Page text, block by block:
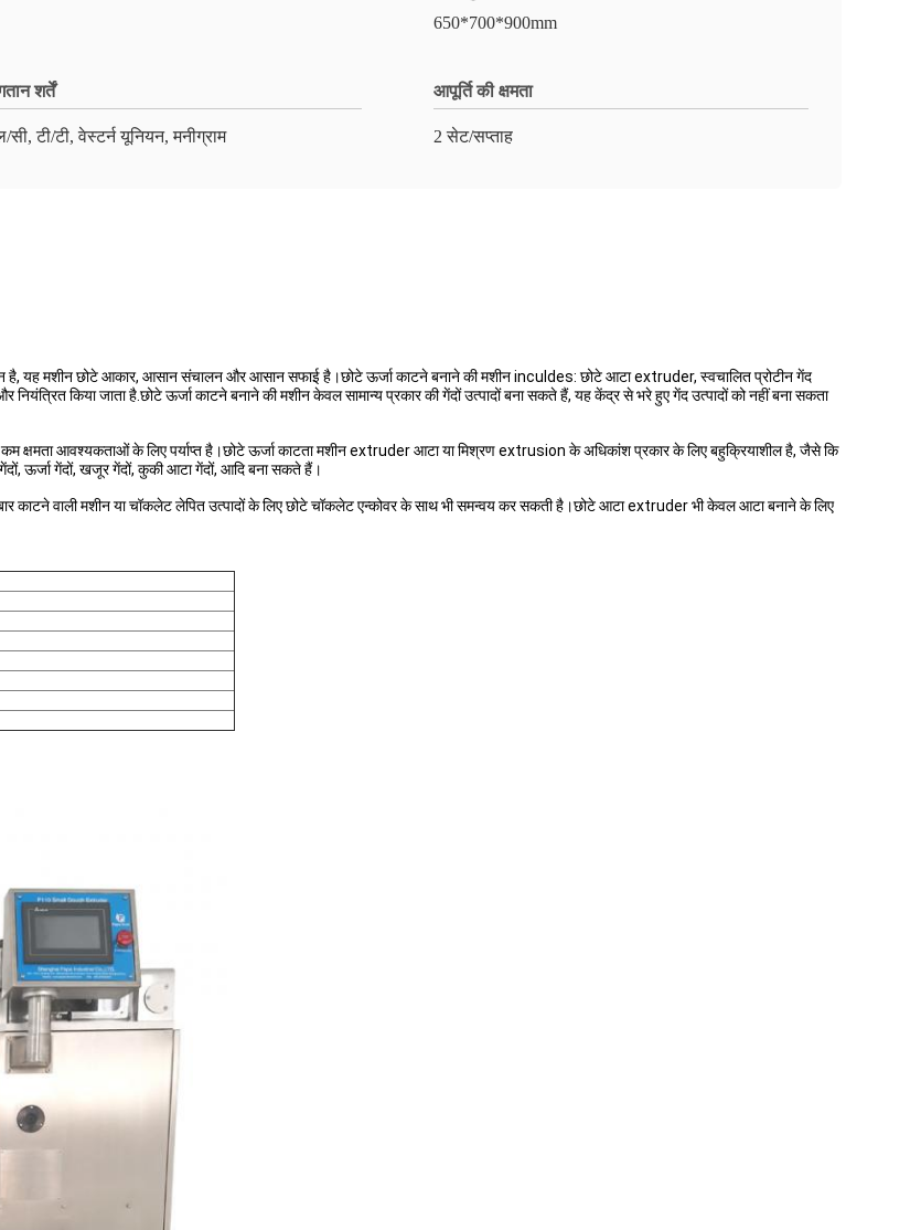
650*700*900mm
शर्तें
सी, टी/टी, वेस्टर्न यूनियन, मनीग्राम
आपूर्ति की क्षमता
2 सेट/सप्ताह
है, यह मशीन छोटे आकार, आसान संचालन और आसान सफाई है।छोटे ऊर्जा काटने बनाने की मशीन inculdes: छोटे आटा extruder, स्वचालित प्रोटीन गेंद
किया जाता है.छोटे ऊर्जा काटने बनाने की मशीन केवल सामान्य प्रकार की गेंदों उत्पादों बना सकते हैं, यह केंद्र से भरे हुए गेंद उत्पादों को नहीं बना सकता
क्षमता आवश्यकताओं के लिए पर्याप्त है।छोटे ऊर्जा काटता मशीन extruder आटा या मिश्रण extrusion के अधिकांश प्रकार के लिए बहुक्रियाशील है, जैसे कि
ऊर्जा गेंदों, खजूर गेंदों, कुकी आटा गेंदों, आदि बना सकते हैं।
बार काटने वाली मशीन या चॉकलेट लेपित उत्पादों के लिए छोटे चॉकलेट एन्कोवर के साथ भी समन्वय कर सकती है।छोटे आटा extruder भी केवल आटा बनाने के लिए